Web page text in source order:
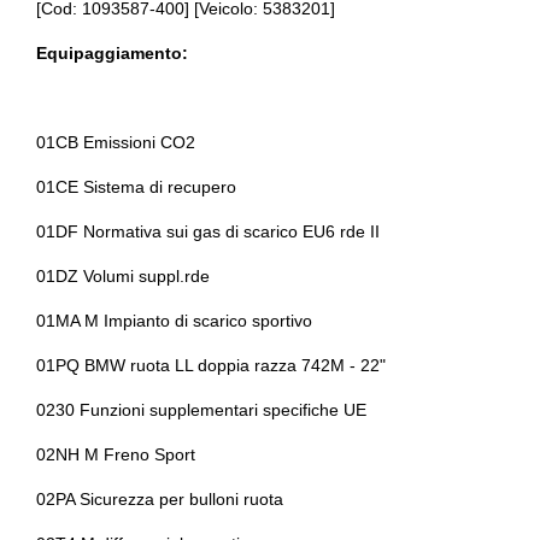
Console centrale multifunzione
Controllo della trazione
Bmw blueperformance
Bmw connected drive services
Bmw teleservices
[Cod: 1093587-400] [Veicolo: 5383201]
Equipaggiamento:
01CB Emissioni CO2
01CE Sistema di recupero
01DF Normativa sui gas di scarico EU6 rde II
01DZ Volumi suppl.rde
01MA M Impianto di scarico sportivo
01PQ BMW ruota LL doppia razza 742M - 22"
0230 Funzioni supplementari specifiche UE
02NH M Freno Sport
02PA Sicurezza per bulloni ruota